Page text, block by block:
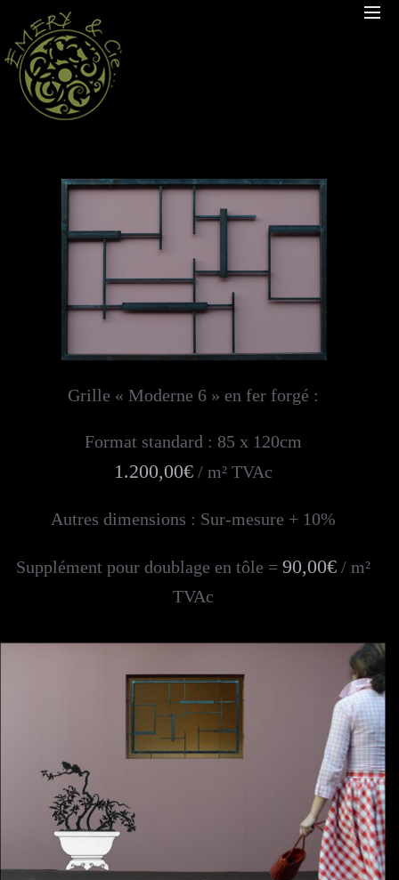
Grille « Moderne 6 » en fer forgé :
Format standard : 85 x 120cm
1.200,00€/ m² TVAc
Autres dimensions : Sur-mesure + 10%
Supplément pour doublage en tôle = 90,00€/ m²
TVAc